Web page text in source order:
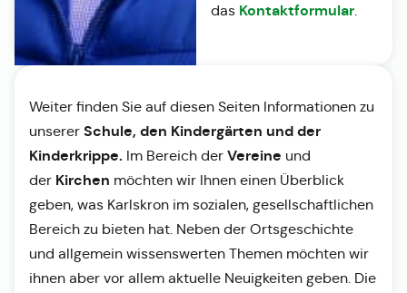
das Kontaktformular.
Weiter finden Sie auf diesen Seiten Informationen zu
unserer Schule, den Kindergärten und der
Kinderkrippe. Im Bereich der Vereine und
der Kirchen möchten wir Ihnen einen Überblick
geben, was Karlskron im sozialen, gesellschaftlichen
Bereich zu bieten hat. Neben der Ortsgeschichte
und allgemein wissenswerten Themen möchten wir
ihnen aber vor allem aktuelle Neuigkeiten geben. Die